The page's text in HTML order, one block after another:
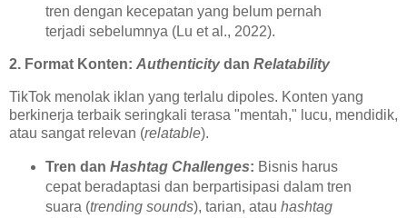
tren dengan kecepatan yang belum pernah
terjadi sebelumnya (Lu et al., 2022).
2. Format Konten: Authenticitydan Relatability
TikTok menolak iklan yang terlalu dipoles. Konten yang
berkinerja terbaik seringkali terasa "mentah," lucu, mendidik,
atau sangat relevan (relatable).
Tren dan Hashtag Challenges: Bisnis harus
cepat beradaptasi dan berpartisipasi dalam tren
suara (trending sounds), tarian, atau hashtag